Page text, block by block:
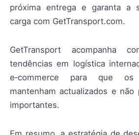
próxima entrega e garanta a
carga com GetTransport.com.
GetTransport acompanha
tendências em logística
e‑commerce para que
mantenham actualizados e não
importantes.